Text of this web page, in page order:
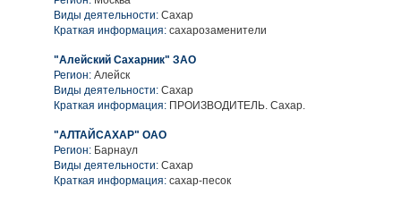
Виды деятельности: Сахар
Краткая информация: сахарозаменители
"Алейский Сахарник" ЗАО
Регион: Алейск
Виды деятельности: Сахар
Краткая информация: ПРОИЗВОДИТЕЛЬ. Сахар.
"АЛТАЙСАХАР" ОАО
Регион: Барнаул
Виды деятельности: Сахар
Краткая информация: сахар-песок